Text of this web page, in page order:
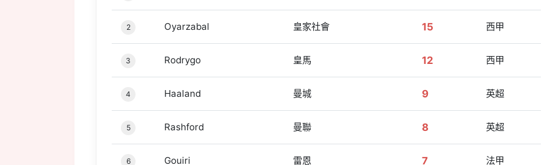
2 Oyarzabal 皇家社會 15 西甲
3 Rodrygo 皇馬 12 西甲
4 Haaland 曼城 9 英超
5 Rashford 曼聯 8 英超
6 Gouiri 雷恩 7 法甲